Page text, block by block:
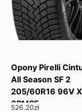
Opony Pirelli
All Season SF 2
205/60R16 96V
3PMSF
526.20zł